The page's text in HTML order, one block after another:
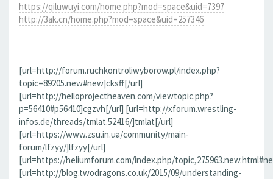
https://qiluwuyi.com/home.php?mod=space&uid=7397
http://3ak.cn/home.php?mod=space&uid=257346
[url=http://forum.ruchkontroliwyborow.pl/index.php?
topic=89205.new#new]cksff[/url]
[url=http://helloprojectheaven.com/viewtopic.php?
p=56410#p56410]cgzvh[/url] [url=http://xforum.wrestling-
infos.de/threads/tmlat.52416/]tmlat[/url]
[url=https://www.zsu.in.ua/community/main-
forum/lfzyy/]lfzyy[/url]
[url=https://heliumforum.com/index.php/
[url=http://blog.twodragons.co.uk/2015/09/understanding-